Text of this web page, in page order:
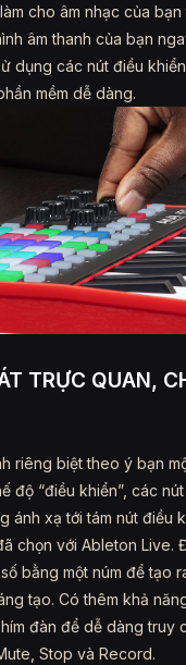
cho âm nhạc của
âm thanh của bạn
dụng các nút điều
mềm dễ dàng.
TRỰC QUAN,
riêng biệt theo ý bạn
độ “điều khiển”, các
ánh xạ tới tám nút điều
chọn với Ableton Live.
bằng một núm để tạo
tạo. Có thêm khả
đàn để dễ dàng truy
Stop và Record.